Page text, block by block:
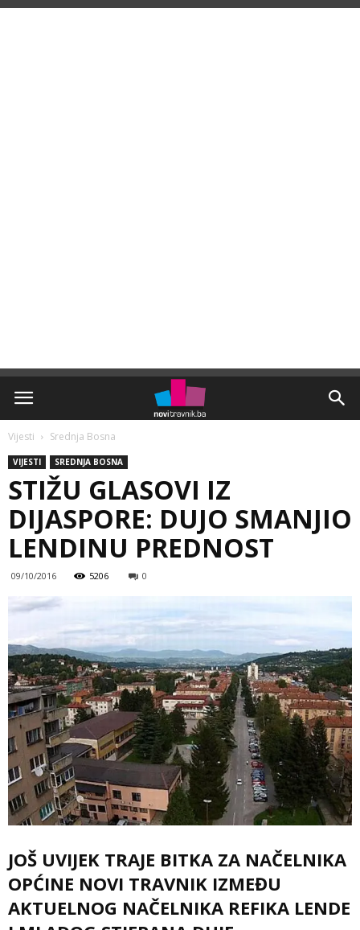
Vijesti Srednja Bosna
VIJESTI SREDNJA BOSNA
STIŽU GLASOVI IZ
DIJASPORE: DUJO SMANJIO
LENDINU PREDNOST
09/10/2016 5206 0
JOŠ UVIJEK TRAJE BITKA ZA NAČELNIKA
OPĆINE NOVI TRAVNIK IZMEĐU
AKTUELNOG NAČELNIKA REFIKA LENDE